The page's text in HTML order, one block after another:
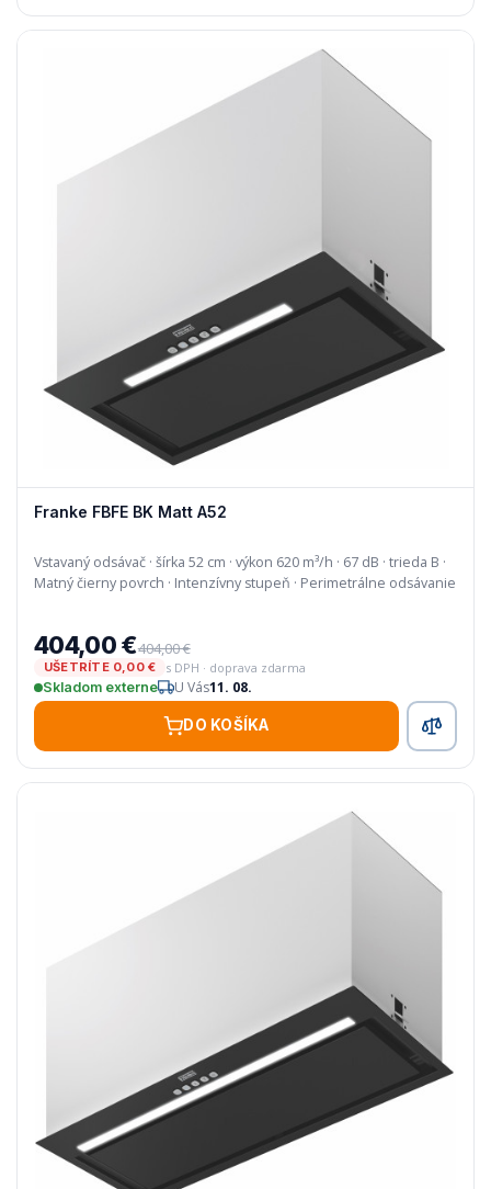
Franke FBFE BK Matt A52
Vstavaný odsávač · šírka 52 cm · výkon 620 m³/h · 67 dB · trieda B ·
Matný čierny povrch · Intenzívny stupeň · Perimetrálne odsávanie
404,00 €404,00 €
UŠETRÍTE 0,00 €
s DPH · doprava zdarma
Skladom externe
U Vás11. 08.
DO KOŠÍKA